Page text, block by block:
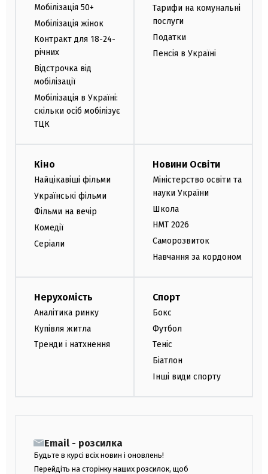
Мобілізація 50+
Мобілізація жінок
Контракт для 18-24-
річних
Відстрочка від
мобілізації
Мобілізація в Україні:
скільки осіб мобілізує
ТЦК
Тарифи на комунальні
послуги
Податки
Пенсія в Україні
Кіно
Найцікавіші фільми
Українські фільми
Фільми на вечір
Комедії
Серіали
Новини Освіти
Міністерство освіти та
науки України
Школа
НМТ 2026
Саморозвиток
Навчання за кордоном
Нерухомість
Аналітика ринку
Купівля житла
Тренди і натхнення
Спорт
Бокс
Футбол
Теніс
Біатлон
Інші види спорту
Email - розсилка
Будьте в курсі всіх новин і оновлень!
Перейдіть на сторінку наших розсилок, щоб